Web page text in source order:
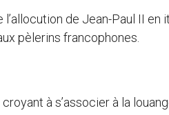
de Jean-Paul II
pèlerins francophones.
à s’associer à la